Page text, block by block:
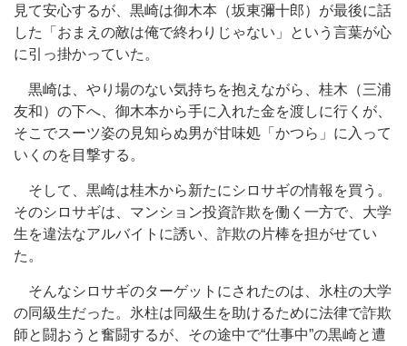
見て安心するが、黒崎は御木本（坂東彌十郎）が最後に話
した「おまえの敵は俺で終わりじゃない」という言葉が心
に引っ掛かっていた。
黒崎は、やり場のない気持ちを抱えながら、桂木（三浦
友和）の下へ、御木本から手に入れた金を渡しに行くが、
そこでスーツ姿の見知らぬ男が甘味処「かつら」に入って
いくのを目撃する。
そして、黒崎は桂木から新たにシロサギの情報を買う。
そのシロサギは、マンション投資詐欺を働く一方で、大学
生を違法なアルバイトに誘い、詐欺の片棒を担がせてい
た。
そんなシロサギのターゲットにされたのは、氷柱の大学
の同級生だった。氷柱は同級生を助けるために法律で詐欺
師と闘おうと奮闘するが、その途中で“仕事中”の黒崎と遭